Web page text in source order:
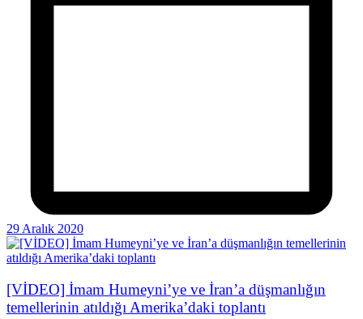
29 Aralık 2020
[VİDEO] İmam Humeyni’ye ve İran’a düşmanlığın
temellerinin atıldığı Amerika’daki toplantı